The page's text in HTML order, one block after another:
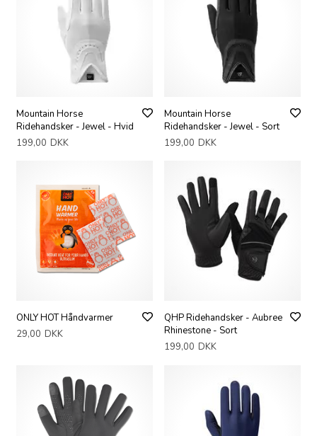
Mountain Horse
Ridehandsker - Jewel - Hvid
199,00 DKK
Mountain Horse
Ridehandsker - Jewel - Sort
199,00 DKK
ONLY HOT Håndvarmer
29,00 DKK
QHP Ridehandsker - Aubree
Rhinestone - Sort
199,00 DKK